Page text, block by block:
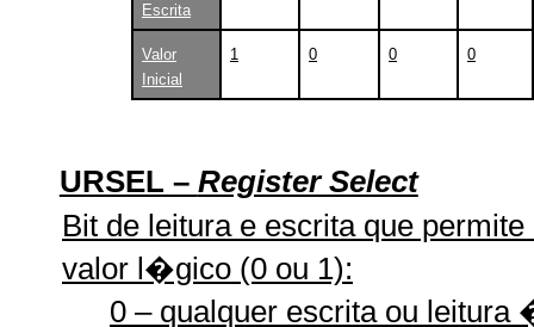
Escrita
Valor
Inicial
1 0 0 0
URSEL – Register Select
Bit de leitura e escrita que
valor l�gico (0 ou 1):
0 – qualquer escrita ou leitura